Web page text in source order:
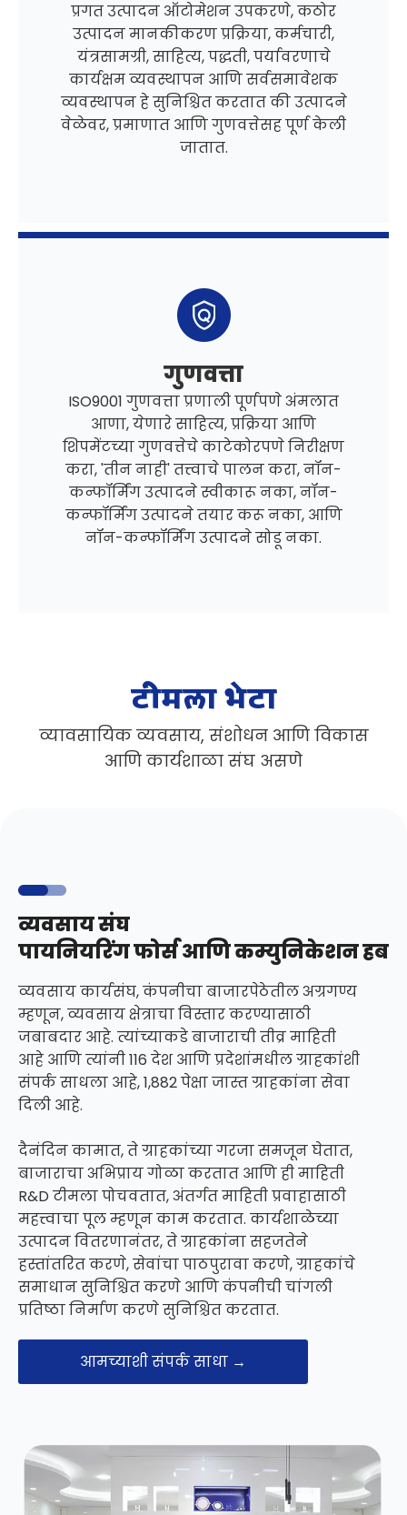
प्रगत उत्पादन ऑटोमेशन उपकरणे, कठोर
उत्पादन मानकीकरण प्रक्रिया, कर्मचारी,
यंत्रसामग्री, साहित्य, पद्धती, पर्यावरणाचे
कार्यक्षम व्यवस्थापन आणि सर्वसमावेशक
व्यवस्थापन हे सुनिश्चित करतात की उत्पादने
वेळेवर, प्रमाणात आणि गुणवत्तेसह पूर्ण केली
जातात.
गुणवत्ता
ISO9001 गुणवत्ता प्रणाली पूर्णपणे अंमलात
आणा, येणारे साहित्य, प्रक्रिया आणि
शिपमेंटच्या गुणवत्तेचे काटेकोरपणे निरीक्षण
करा, 'तीन नाही' तत्त्वाचे पालन करा, नॉन-
कन्फॉर्मिंग उत्पादने स्वीकारू नका, नॉन-
कन्फॉर्मिंग उत्पादने तयार करू नका, आणि
नॉन-कन्फॉर्मिंग उत्पादने सोडू नका.
टीमला भेटा
व्यावसायिक व्यवसाय, संशोधन आणि विकास
आणि कार्यशाळा संघ असणे
व्यवसाय संघ
पायनियरिंग फोर्स आणि कम्युनिकेशन हब
व्यवसाय कार्यसंघ, कंपनीचा बाजारपेठेतील अग्रगण्य
म्हणून, व्यवसाय क्षेत्राचा विस्तार करण्यासाठी
जबाबदार आहे. त्यांच्याकडे बाजाराची तीव्र माहिती
आहे आणि त्यांनी 116 देश आणि प्रदेशांमधील ग्राहकांशी
संपर्क साधला आहे, 1,882 पेक्षा जास्त ग्राहकांना सेवा
दिली आहे.
दैनंदिन कामात, ते ग्राहकांच्या गरजा समजून घेतात,
बाजाराचा अभिप्राय गोळा करतात आणि ही माहिती
R&D टीमला पोचवतात, अंतर्गत माहिती प्रवाहासाठी
महत्त्वाचा पूल म्हणून काम करतात. कार्यशाळेच्या
उत्पादन वितरणानंतर, ते ग्राहकांना सहजतेने
हस्तांतरित करणे, सेवांचा पाठपुरावा करणे, ग्राहकांचे
समाधान सुनिश्चित करणे आणि कंपनीची चांगली
प्रतिष्ठा निर्माण करणे सुनिश्चित करतात.
आमच्याशी संपर्क साधा →